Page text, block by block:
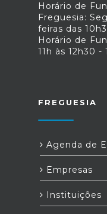
Horário de
Freguesia:
feiras das
Horário de
11h às 12h30 -
FREGUESIA
Agenda de
Empresas
Instituições